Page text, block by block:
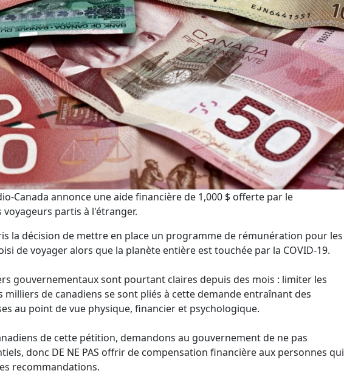
Canada annonce une aide financière de 1,000 $ offerte par le
partis à l'étranger.
la décision de mettre en place un programme de rémunération pour les
de voyager alors que la planète entière est touchée par la COVID-19.
gouvernementaux sont pourtant claires depuis des mois : limiter les
milliers de canadiens se sont pliés à cette demande entraînant des
au point de vue physique, financier et psychologique.
de cette pétition, demandons au gouvernement de ne pas
donc DE NE PAS offrir de compensation financière aux personnes qui
recommandations.